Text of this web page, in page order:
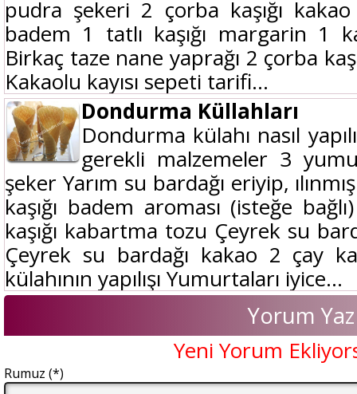
pudra şekeri 2 çorba kaşığı
badem 1 tatlı kaşığı margarin 1
Birkaç taze nane yaprağı 2 çorba
Kakaolu kayısı sepeti tarifi...
Dondurma Küllahları
Dondurma külahı nasıl
gerekli malzemeler 3
şeker Yarım su bardağı eriyip,
kaşığı badem aroması (isteğe
kaşığı kabartma tozu Çeyrek su
Çeyrek su bardağı kakao 2 çay
külahının yapılışı Yumurtaları iyice...
Yorum Yaz
Yeni Yorum
Rumuz (*)